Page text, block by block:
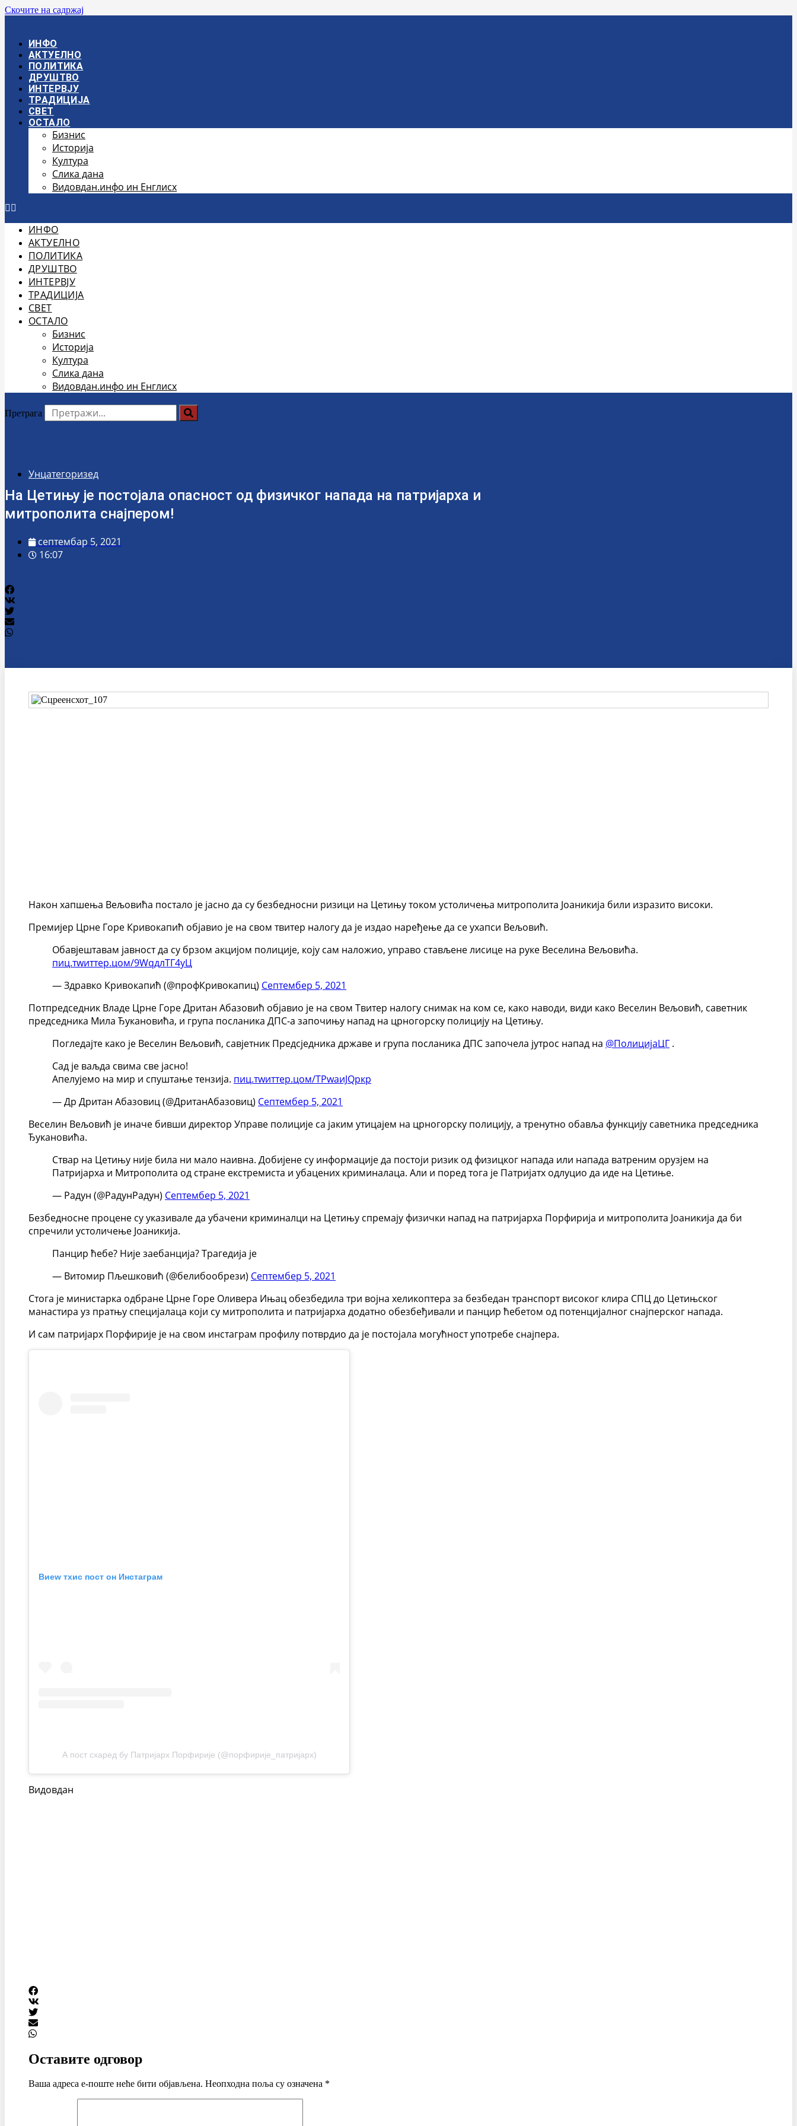
Скочите на садржај
ИНФО
АКТУЕЛНО
ПОЛИТИКА
ДРУШТВО
ИНТЕРВЈУ
ТРАДИЦИЈА
СВЕТ
ОСТАЛО
Бизнис
Историја
Култура
Слика дана
Видовдан.инфо ин Енглисх
ИНФО
АКТУЕЛНО
ПОЛИТИКА
ДРУШТВО
ИНТЕРВЈУ
ТРАДИЦИЈА
СВЕТ
ОСТАЛО
Бизнис
Историја
Култура
Слика дана
Видовдан.инфо ин Енглисх
Претрага
Унцатегоризед
На Цетињу је постојала опасност од физичког напада на патријарха и
митрополита снајпером!
септембар 5, 2021
16:07
Након хапшења Вељовића постало је јасно да су безбедносни ризици на Цетињу током устоличења митрополита Јоаникија били изразито високи.
Премијер Црне Горе Кривокапић објавио је на свом твитер налогу да је издао наређење да се ухапси Вељовић.
Обавјештавам јавност да су брзом акцијом полиције, коју сам наложио, управо стављене лисице на руке Веселина Вељовића.
пиц.тwиттер.цом/9WqдлТГ4yЦ
— Здравко Кривокапић (@профКривокапиц) Септембер 5, 2021
Потпредседник Владе Црне Горе Дритан Абазовић објавио је на свом Твитер налогу снимак на ком се, како наводи, види како Веселин Вељовић, саветник
председника Мила Ђукановића, и група посланика ДПС-а започињу напад на црногорску полицију на Цетињу.
Погледајте како је Веселин Вељовић, савјетник Предсједника државе и група посланика ДПС започела јутрос напад на @ПолицијаЦГ .
Сад је ваљда свима све јасно!
Апелујемо на мир и спуштање тензија. пиц.тwиттер.цом/ТРwаиЈQркр
— Др Дритан Абазовиц (@ДританАбазовиц) Септембер 5, 2021
Веселин Вељовић је иначе бивши директор Управе полиције са јаким утицајем на црногорску полицију, а тренутно обавља функцију саветника председника
Ђукановића.
Ствар на Цетињу није била ни мало наивна. Добијене су информације да постоји ризик од физицког напада или напада ватреним орузјем на
Патријарха и Митрополита од стране екстремиста и убацених криминалаца. Али и поред тога је Патријатх одлуцио да иде на Цетиње.
— Радун (@РадунРадун) Септембер 5, 2021
Безбедносне процене су указивале да убачени криминалци на Цетињу спремају физички напад на патријарха Порфирија и митрополита Јоаникија да би
спречили устоличење Јоаникија.
Панцир ћебе? Није заебанција? Трагедија је
— Витомир Пљешковић (@белибообрези) Септембер 5, 2021
Стога је министарка одбране Црне Горе Оливера Ињац обезбедила три војна хеликоптера за безбедан транспорт високог клира СПЦ до Цетињског
манастира уз пратњу специјалаца који су митрополита и патријарха додатно обезбеђивали и панцир ћебетом од потенцијалног снајперског напада.
И сам патријарх Порфирије је на свом инстаграм профилу потврдио да је постојала могућност употребе снајпера.
Виеw тхис пост он Инстаграм
А пост схаред бy Патријарх Порфирије (@порфирије_патријарх)
Видовдан
Оставите одговор
Ваша адреса е-поште неће бити објављена. Неопходна поља су означена *